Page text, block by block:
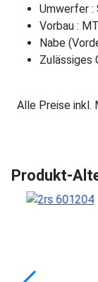
Umwerfer :
Vorbau :
Nabe
Zulässiges
Alle Preise inkl.
Produkt-